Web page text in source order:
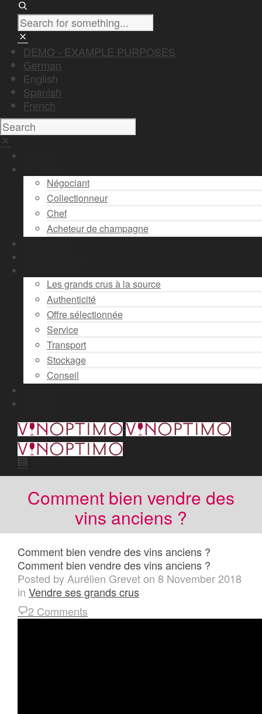
DEMO - EXAMPLE PURPOSES
German
English
Spanish
French
Négociant
Collectionneur
Chef
Acheteur de champagne
Les grands crus à la source
Authenticité
Offre sélectionnée
Service
Transport
Stockage
Conseil
Comment bien vendre des
vins anciens ?
Comment bien vendre des vins anciens ?
Comment bien vendre des vins anciens ?
Posted by Aurélien Greveton 8 November 2018
in Vendre ses grands crus
2 Comments